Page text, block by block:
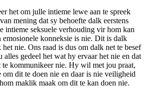
het om julle intieme lewe aan te spreek
mening dat sy behoefte dalk eerstens
intieme seksuele verhouding vir hom kan
emosionele konneksie is nie. Dit is dalk
nie. Ons raad is dus om dalk net te besef
alles gedeel het wat hy ervaar het nie en dat
kommunikeer nie. Hy wil met jou praat,
om dit te doen nie en daar is nie veiligheid
maklik maak om dit te kan doen nie.